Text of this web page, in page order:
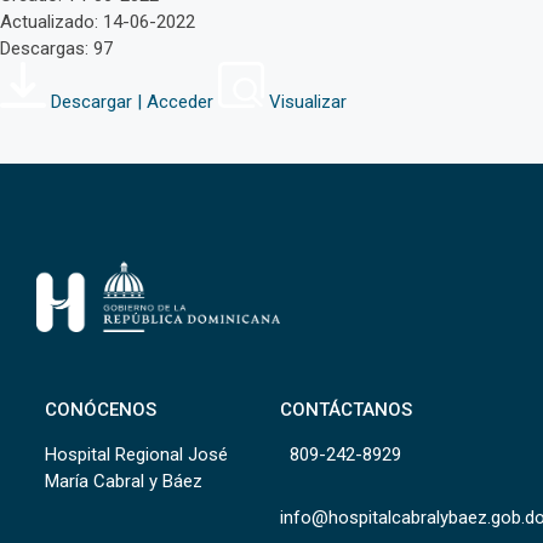
Actualizado: 14-06-2022
Descargas: 97
Descargar | Acceder Visualizar
CONÓCENOS
Hospital Regional José
María Cabral y Báez
CONTÁCTANOS
809-242-8929